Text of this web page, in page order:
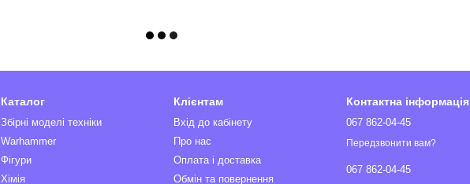
Каталог
Збірні моделі техніки
Warhammer
Фігури
Хімія
Клієнтам
Вхід до кабінету
Про нас
Оплата і доставка
Обмін та повернення
Контактна інформація
067 862-04-45
Передзвонити вам?
067 862-04-45